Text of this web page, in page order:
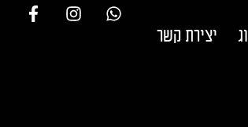
יצירת קשר